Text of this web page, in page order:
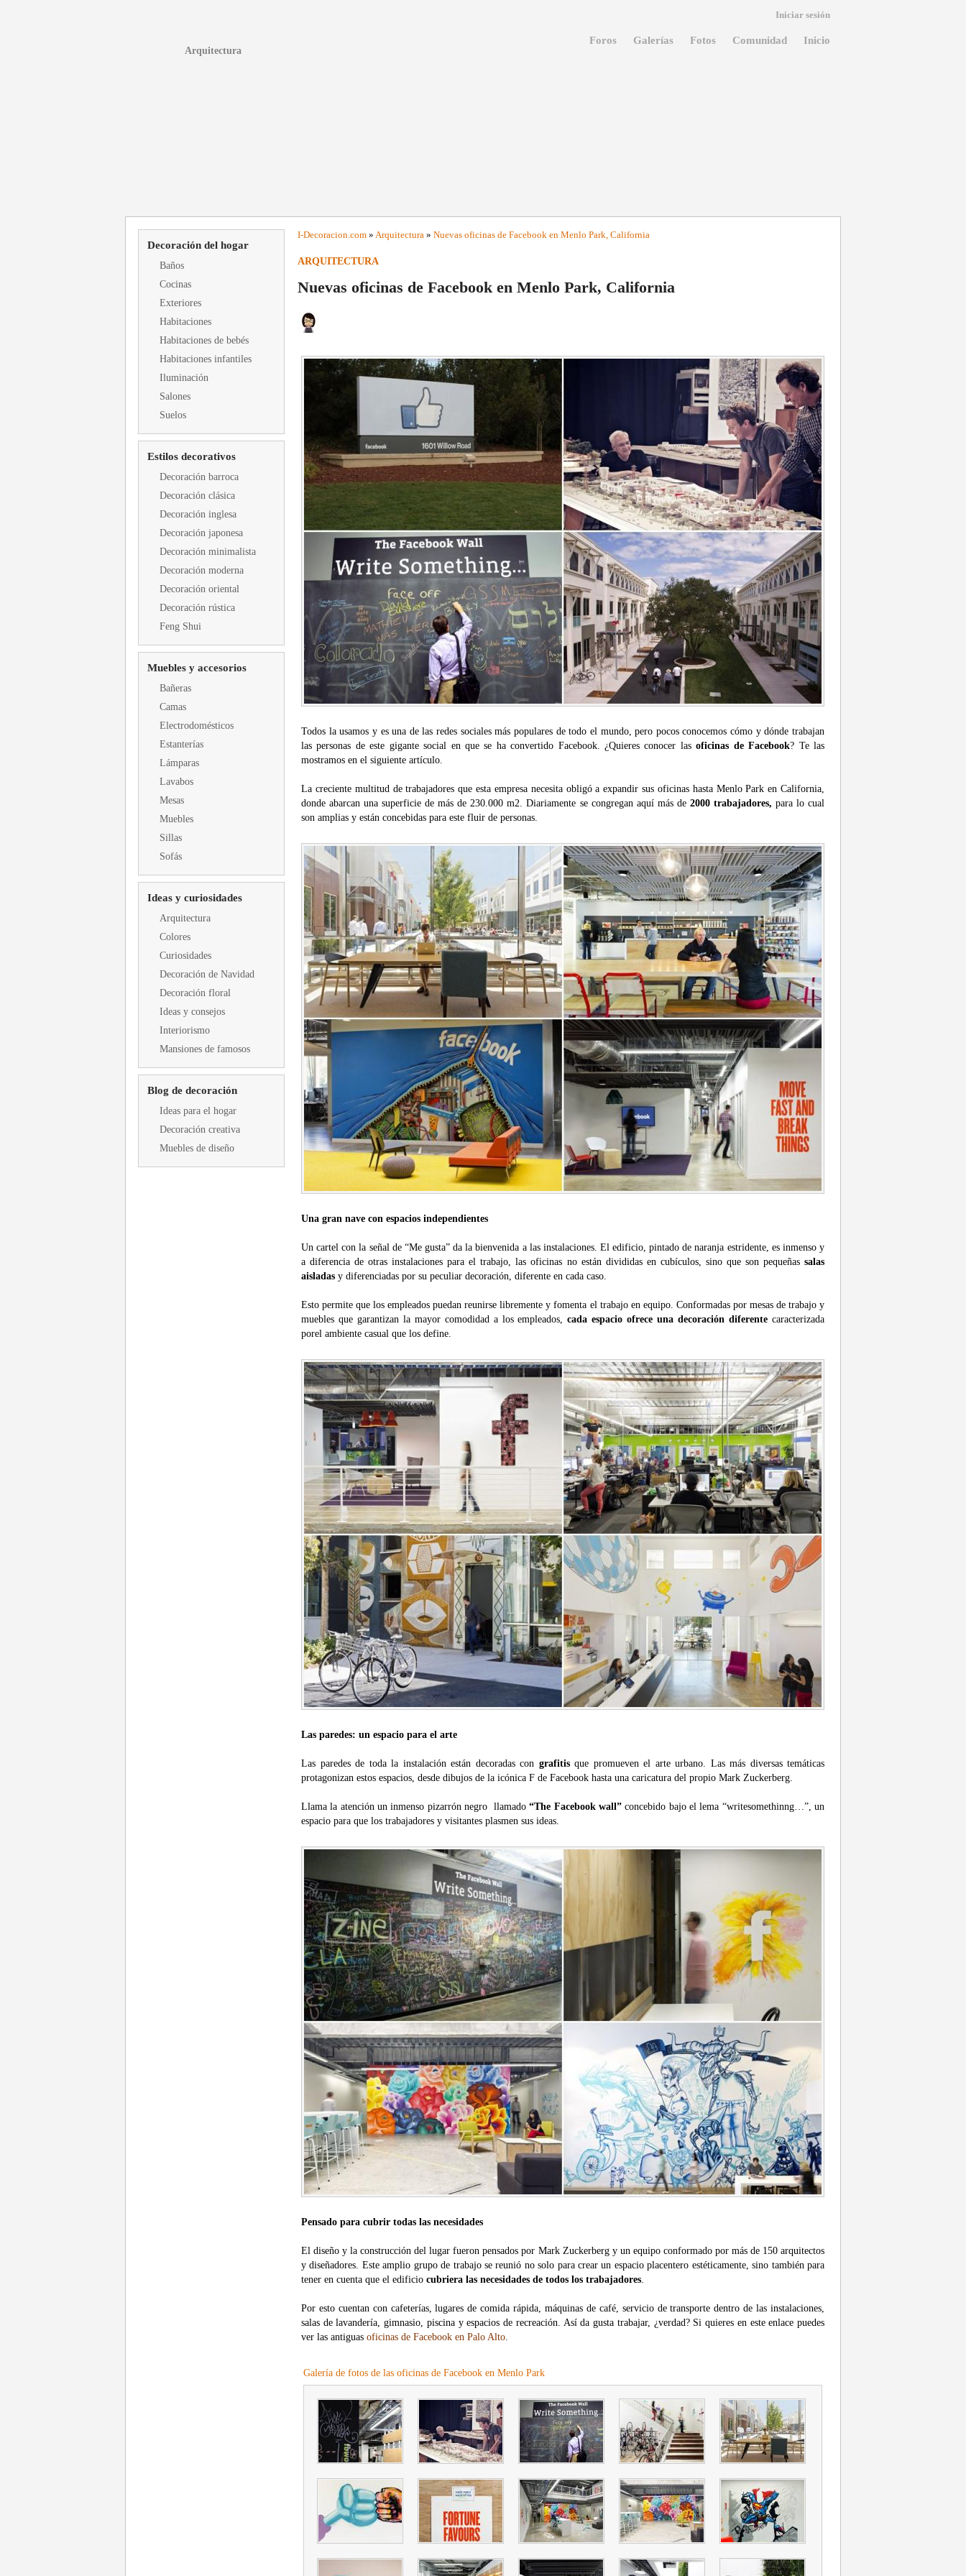
Arquitectura
Iniciar sesión
Foros Galerías Fotos Comunidad Inicio
Decoración del hogar
Baños
Cocinas
Exteriores
Habitaciones
Habitaciones de bebés
Habitaciones infantiles
Iluminación
Salones
Suelos
Estilos decorativos
Decoración barroca
Decoración clásica
Decoración inglesa
Decoración japonesa
Decoración minimalista
Decoración moderna
Decoración oriental
Decoración rústica
Feng Shui
Muebles y accesorios
Bañeras
Camas
Electrodomésticos
Estanterías
Lámparas
Lavabos
Mesas
Muebles
Sillas
Sofás
Ideas y curiosidades
Arquitectura
Colores
Curiosidades
Decoración de Navidad
Decoración floral
Ideas y consejos
Interiorismo
Mansiones de famosos
Blog de decoración
Ideas para el hogar
Decoración creativa
Muebles de diseño
I-Decoracion.com » Arquitectura » Nuevas oficinas de Facebook en Menlo Park, California
ARQUITECTURA
Nuevas oficinas de Facebook en Menlo Park, California
Todos la usamos y es una de las redes sociales más populares de todo el mundo, pero pocos conocemos cómo y dónde trabajan
las personas de este gigante social en que se ha convertido Facebook. ¿Quieres conocer lasoficinas de Facebook? Te las
mostramos en el siguiente artículo.
La creciente multitud de trabajadores que esta empresa necesita obligó a expandir sus oficinas hasta Menlo Park en California,
donde abarcan una superficie de más de 230.000 m2. Diariamente se congregan aquí más de 2000 trabajadores, para lo cual
son amplias y están concebidas para este fluir de personas.
Una gran nave con espacios independientes
Un cartel con la señal de “Me gusta” da la bienvenida a las instalaciones. El edificio, pintado de naranja estridente, es inmenso y
a diferencia de otras instalaciones para el trabajo, las oficinas no están divididas en cubículos, sino que son pequeñassalas
aisladas y diferenciadas por su peculiar decoración, diferente en cada caso.
Esto permite que los empleados puedan reunirse libremente y fomenta el trabajo en equipo. Conformadas por mesas de trabajo y
muebles que garantizan la mayor comodidad a los empleados,cada espacio ofrece una decoración diferente caracterizada
porel ambiente casual que los define.
Las paredes: un espacio para el arte
Las paredes de toda la instalación están decoradas con grafitisque promueven el arte urbano. Las más diversas temáticas
protagonizan estos espacios, desde dibujos de la icónica F de Facebook hasta una caricatura del propio Mark Zuckerberg.
Llama la atención un inmenso pizarrón negro llamado“The Facebook wall”concebido bajo el lema “writesomethinng…”, un
espacio para que los trabajadores y visitantes plasmen sus ideas.
Pensado para cubrir todas las necesidades
El diseño y la construcción del lugar fueron pensados por Mark Zuckerberg y un equipo conformado por más de 150 arquitectos
y diseñadores. Este amplio grupo de trabajo se reunió no solo para crear un espacio placentero estéticamente, sino también para
tener en cuenta que el edificio cubriera las necesidades de todos los trabajadores.
Por esto cuentan con cafeterías, lugares de comida rápida, máquinas de café, servicio de transporte dentro de las instalaciones,
salas de lavandería, gimnasio, piscina y espacios de recreación. Así da gusta trabajar, ¿verdad? Si quieres en este enlace puedes
ver las antiguas oficinas de Facebook en Palo Alto.
Galería de fotos de las oficinas de Facebook en Menlo Park